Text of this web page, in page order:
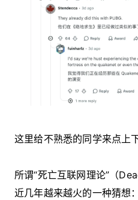
这里给不熟悉的同学来点上下
所谓“死亡互联网理论”（
近几年越来越火的一种猜想：